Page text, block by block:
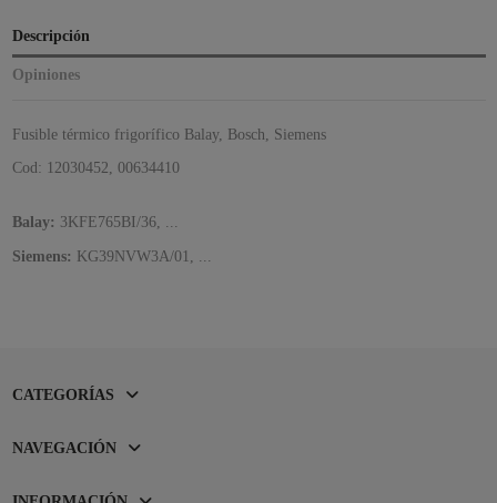
Descripción
Opiniones
Fusible térmico frigorífico Balay, Bosch, Siemens
Cod: 12030452, 00634410
Balay: 3KFE765BI/36, ...
Siemens: KG39NVW3A/01, ...
CATEGORÍAS
NAVEGACIÓN